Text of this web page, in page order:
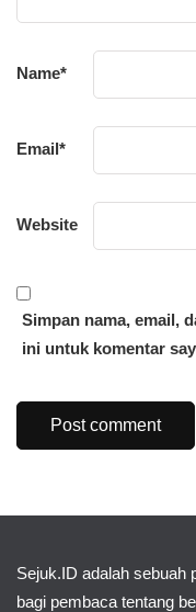
Name*
Email*
Website
Simpan nama, email,
ini untuk komentar
Sejuk.ID adalah sebuah
bagi pembaca tentang